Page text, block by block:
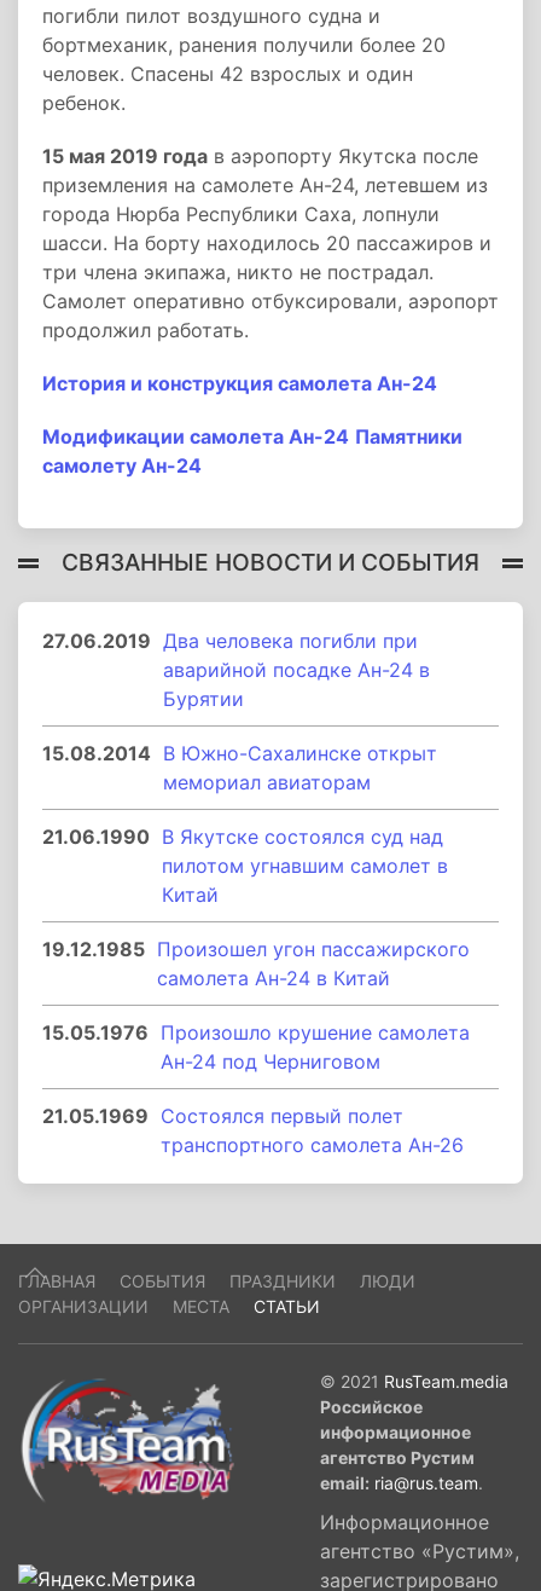
погибли пилот воздушного судна и
бортмеханик, ранения получили более 20
человек. Спасены 42 взрослых и один
ребенок.
15 мая 2019 года в аэропорту Якутска после
приземления на самолете Ан-24, летевшем из
города Нюрба Республики Саха, лопнули
шасси. На борту находилось 20 пассажиров и
три члена экипажа, никто не пострадал.
Самолет оперативно отбуксировали, аэропорт
продолжил работать.
История и конструкция самолета Ан-24
Модификации самолета Ан-24 Памятники
самолету Ан-24
СВЯЗАННЫЕ НОВОСТИ И СОБЫТИЯ
27.06.2019 Два человека погибли при
аварийной посадке Ан-24 в
Бурятии
15.08.2014 В Южно-Сахалинске открыт
мемориал авиаторам
21.06.1990 В Якутске состоялся суд над
пилотом угнавшим самолет в
Китай
19.12.1985 Произошел угон пассажирского
самолета Ан-24 в Китай
15.05.1976 Произошло крушение самолета
Ан-24 под Черниговом
21.05.1969 Состоялся первый полет
транспортного самолета Ан-26
ГЛАВНАЯ СОБЫТИЯ ПРАЗДНИКИ
ЛЮДИ
ОРГАНИЗАЦИИ
МЕСТА СТАТЬИ
© 2021 RusTeam.media
Российское
информационное
агентство Рустим
email: ria@rus.team.
Информационное
агентство «Рустим»,
зарегистрировано